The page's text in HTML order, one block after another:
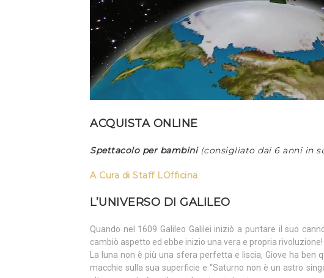
ACQUISTA ONLINE
Spettacolo per bambini (consigliato dai 6 anni in
A Cura di Staff LOfficina
L’UNIVERSO DI GALILEO
Quando nel 1609 Galileo Galilei iniziò a puntare il suo
cambiò aspetto ed ebbe inizio una vera e propria rivoluzione!
La luna non è più una sfera perfetta e liscia, Giove ha
macchie sulla sua superficie e “Saturno non è un astro